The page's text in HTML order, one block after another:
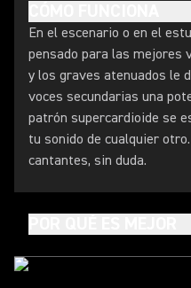
En el escenario o en el
pensado para las mejores
y los graves atenuados le
voces secundarias una
patrón supercardioide se
tu sonido de cualquier
cantantes, sin duda.